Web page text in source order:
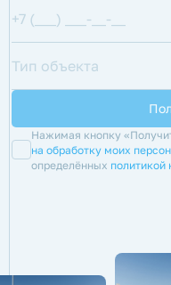
Нажимая кнопку
на обработку моих
определённых политикой